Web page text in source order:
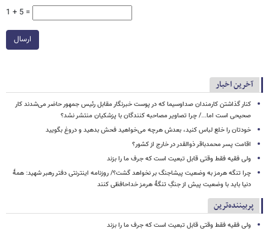
1 + 5 =
ارسال
آخرین اخبار
کنار گذاشتن کارمندان صداوسیما که در پوست خبرنگار مقابل رئیس جمهور حاضر می‌شدند کار
صحیحی است اما.../ چرا تصاویر مصاحبه کنندگان با پزشکیان منتشر نشد؟
خودتان را خلع لباس کنید، بعدش هرچه می‌خواهید فحش بدهید و دروغ بگویید
اقامت پسر محمدباقر ذوالقدر در خارج از کشور؟
ولی فقیه فقط وقتی قابل تبعیت است که جرف ما را بزند
چرا تنگه هرمز به وضعیت پیشاجنگ بر نخواهد گشت؟/ روزنامه اینترنتی دفتر رهبر شهید: همۀ
دنیا باید با وضعیت پیش از جنگِ تنگۀ هرمز خداحافظی کنند
پربیننده‌ترین
ولی فقیه فقط وقتی قابل تبعیت است که جرف ما را بزند